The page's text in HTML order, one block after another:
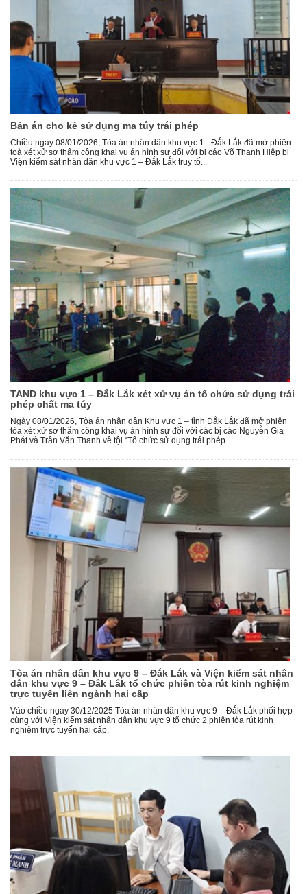
Bản án cho kẻ sử dụng ma túy trái phép
Chiều ngày 08/01/2026, Tòa án nhân dân khu vực 1 - Đắk Lắk đã mở phiên
toà xét xử sơ thẩm công khai vụ án hình sự đối với bị cáo Võ Thanh Hiệp bị
Viện kiểm sát nhân dân khu vực 1 – Đắk Lắk truy tố...
TAND khu vực 1 – Đắk Lắk xét xử vụ án tổ chức sử dụng trái
phép chất ma túy
Ngày 08/01/2026, Tòa án nhân dân Khu vực 1 – tỉnh Đắk Lắk đã mở phiên
tòa xét xử sơ thẩm công khai vụ án hình sự đối với các bị cáo Nguyễn Gia
Phát và Trần Văn Thanh về tội “Tổ chức sử dụng trái phép...
Tòa án nhân dân khu vực 9 – Đắk Lắk và Viện kiểm sát nhân
dân khu vực 9 – Đắk Lắk tổ chức phiên tòa rút kinh nghiệm
trực tuyến liên ngành hai cấp
Vào chiều ngày 30/12/2025 Tòa án nhân dân khu vực 9 – Đắk Lắk phối hợp
cùng với Viện kiểm sát nhân dân khu vực 9 tổ chức 2 phiên tòa rút kinh
nghiệm trực tuyến hai cấp.